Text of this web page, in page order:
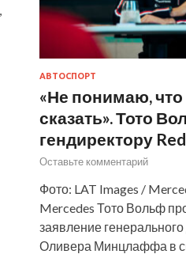
АВТОСПОРТ
«Не понимаю, что
сказать». Тото
гендиректору
Оставьте комментарий
Фото: LAT Images /
Mercedes Тото Вольф
заявление
Оливера Минцлаффа в